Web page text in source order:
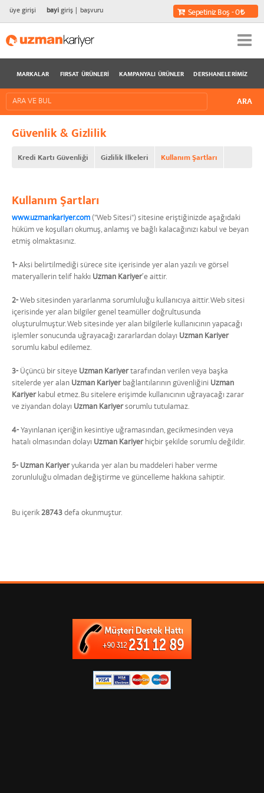
üye girişi bayigiriş başvuru Sepetiniz Boş - 0
MARKALAR FIRSAT ÜRÜNLERI KAMPANYALI ÜRÜNLER DERSHANELERIMIZ
Güvenlik & Gizlilik
Kredi Kartı Güvenliği Gizlilik İlkeleri Kullanım Şartları
Kullanım Şartları
www.uzmankariyer.com("Web Sitesi") sitesine eriştiğinizde aşağıdaki
hüküm ve koşulları okumuş, anlamış ve bağlı kalacağınızı kabul ve beyan
etmiş olmaktasınız.
1-Aksi belirtilmediği sürece site içerisinde yer alan yazılı ve görsel
materyallerin telif hakkı Uzman Kariyer’e aittir.
2-Web sitesinden yararlanma sorumluluğu kullanıcıya aittir. Web sitesi
içerisinde yer alan bilgiler genel teamüller doğrultusunda
oluşturulmuştur. Web sitesinde yer alan bilgilerle kullanıcının yapacağı
işlemler sonucunda uğrayacağı zararlardan dolayı Uzman Kariyer
sorumlu kabul edilemez.
3- Üçüncü bir siteye Uzman Kariyertarafından verilen veya başka
sitelerde yer alan Uzman Kariyerbağlantılarının güvenliğini Uzman
Kariyerkabul etmez. Bu sitelere erişimde kullanıcının uğrayacağı zarar
ve ziyandan dolayı Uzman Kariyersorumlu tutulamaz.
4-Yayınlanan içeriğin kesintiye uğramasından, gecikmesinden veya
hatalı olmasından dolayı Uzman Kariyerhiçbir şekilde sorumlu değildir.
5- Uzman Kariyeryukarıda yer alan bu maddeleri haber verme
zorunluluğu olmadan değiştirme ve güncelleme hakkına sahiptir.
Bu içerik28743defa okunmuştur.